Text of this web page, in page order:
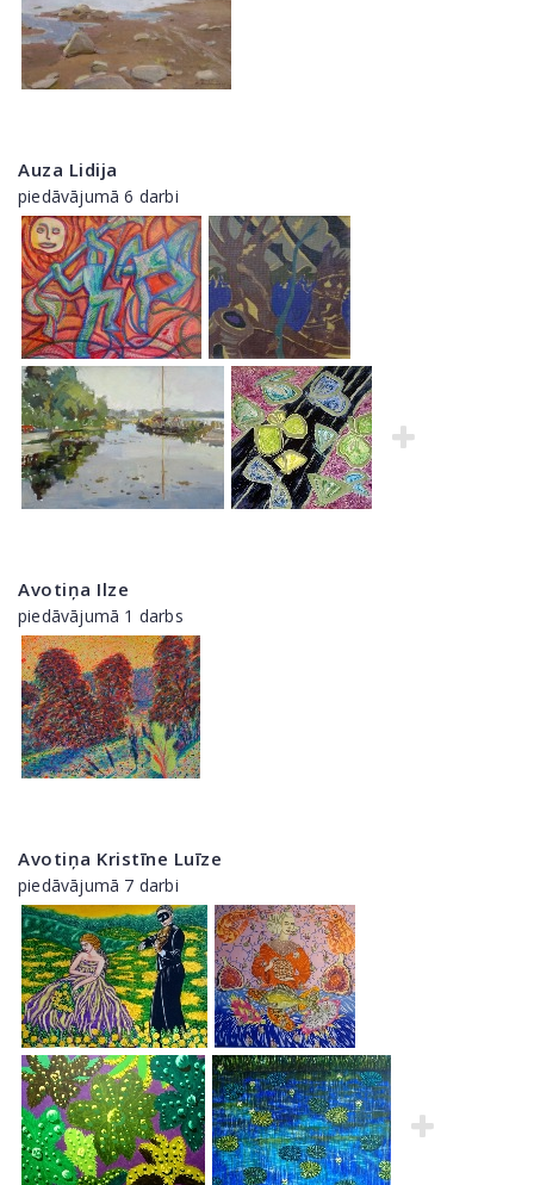
Auza Lidija
piedāvājumā 6 darbi
Avotiņa Ilze
piedāvājumā 1 darbs
Avotiņa Kristīne Luīze
piedāvājumā 7 darbi